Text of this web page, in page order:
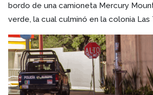
bordo de una camioneta Mercury
verde, la cual culminó en la colonia Las